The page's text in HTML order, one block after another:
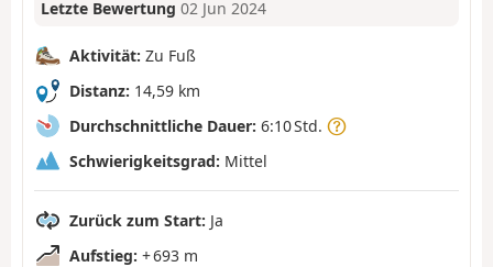
Letzte Bewertung 02 Jun 2024
Aktivität: Zu Fuß
Distanz: 14,59 km
Durchschnittliche Dauer: 6:10 Std.
Schwierigkeitsgrad: Mittel
Zurück zum Start: Ja
Aufstieg: + 693 m